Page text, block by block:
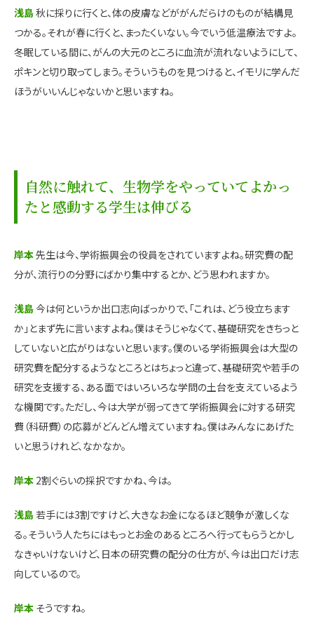
浅島秋に採りに行くと、体の皮膚などががんだらけのものが結構見
つかる。それが春に行くと、まったくいない。今でいう低温療法ですよ。
冬眠している間に、がんの大元のところに血流が流れないようにして、
ポキンと切り取ってしまう。そういうものを見つけると、イモリに学んだ
ほうがいいんじゃないかと思いますね。
自然に触れて、生物学をやっていてよかっ
たと感動する学生は伸びる
岸本先生は今、学術振興会の役員をされていますよね。研究費の配
分が、流行りの分野にばかり集中するとか、どう思われますか。
浅島 今は何というか出口志向ばっかりで、「これは、どう役立ちます
か」とまず先に言いますよね。僕はそうじゃなくて、基礎研究をきちっと
していないと広がりはないと思います。僕のいる学術振興会は大型の
研究費を配分するようなところとはちょっと違って、基礎研究や若手の
研究を支援する、ある面ではいろいろな学問の土台を支えているよう
な機関です。ただし、今は大学が弱ってきて学術振興会に対する研究
費（科研費）の応募がどんどん増えていますね。僕はみんなにあげた
いと思うけれど、なかなか。
岸本 2割ぐらいの採択ですかね、今は。
浅島若手には3割ですけど、大きなお金になるほど競争が激しくな
る。そういう人たちにはもっとお金のあるところへ行ってもらうとかし
なきゃいけないけど、日本の研究費の配分の仕方が、今は出口だけ志
向しているので。
岸本 そうですね。